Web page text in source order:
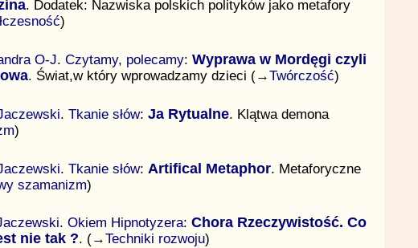
. Dodatek: Nazwiska polskich polityków jako metafory
)
O-J. Czytamy, polecamy: Wyprawa w Mordęgi czyli
. Świat,w który wprowadzamy dzieci (→Twórczość)
. Tkanie słów: Ja Rytualne. Klątwa demona
)
. Tkanie słów: Artifical Metaphor. Metaforyczne
szamanizm)
. Okiem Hipnotyzera: Chora Rzeczywistość. Co
nie tak ?. (→Techniki rozwoju)